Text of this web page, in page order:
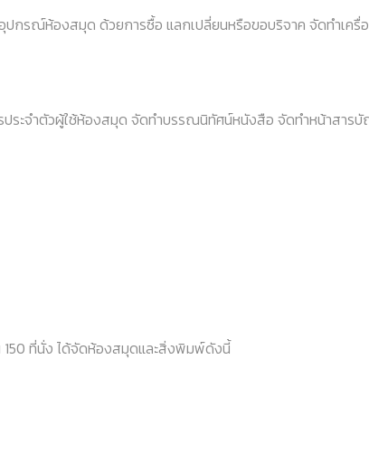
กรณ์ห้องสมุด ด้วยการซื้อ แลกเปลี่ยนหรือขอบริจาค จัดทำเค
ระจำตัวผู้ใช้ห้องสมุด จัดทำบรรณนิทัศน์หนังสือ จัดทำหน้าสารบั
150 ที่นั่ง ได้จัดห้องสมุดและสิ่งพิมพ์ดังนี้